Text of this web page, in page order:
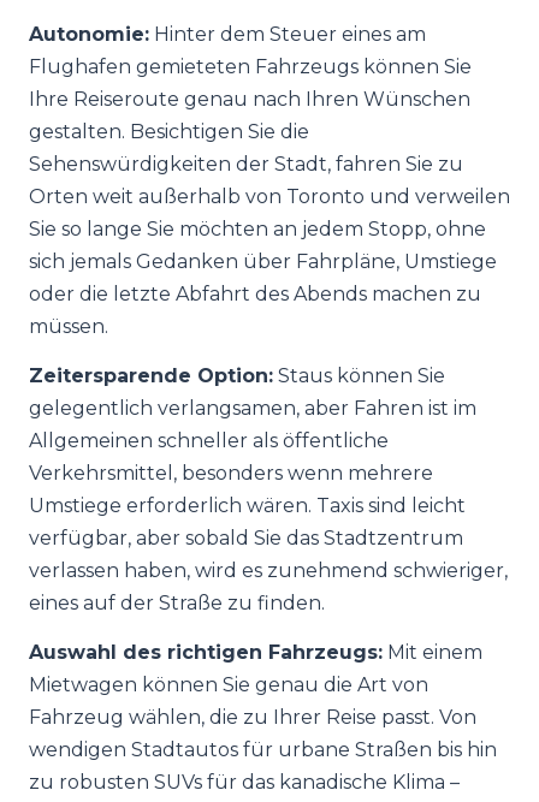
Autonomie: Hinter dem Steuer eines am
Flughafen gemieteten Fahrzeugs können Sie
Ihre Reiseroute genau nach Ihren Wünschen
gestalten. Besichtigen Sie die
Sehenswürdigkeiten der Stadt, fahren Sie zu
Orten weit außerhalb von Toronto und verweilen
Sie so lange Sie möchten an jedem Stopp, ohne
sich jemals Gedanken über Fahrpläne, Umstiege
oder die letzte Abfahrt des Abends machen zu
müssen.
Zeitersparende Option: Staus können Sie
gelegentlich verlangsamen, aber Fahren ist im
Allgemeinen schneller als öffentliche
Verkehrsmittel, besonders wenn mehrere
Umstiege erforderlich wären. Taxis sind leicht
verfügbar, aber sobald Sie das Stadtzentrum
verlassen haben, wird es zunehmend schwieriger,
eines auf der Straße zu finden.
Auswahl des richtigen Fahrzeugs: Mit einem
Mietwagen können Sie genau die Art von
Fahrzeug wählen, die zu Ihrer Reise passt. Von
wendigen Stadtautos für urbane Straßen bis hin
zu robusten SUVs für das kanadische Klima –